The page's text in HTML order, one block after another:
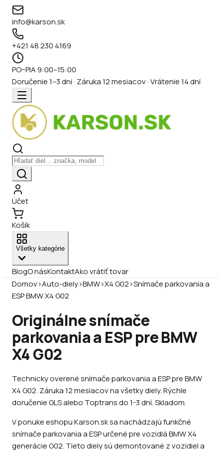
info@karson.sk
+421 48 230 4169
PO–PIA 9:00–15:00
Doručenie 1–3 dni · Záruka 12 mesiacov · Vrátenie 14 dní
Účet
Košík
Všetky kategórie
BlogO násKontaktAko vrátiť tovar
Domov›Auto-diely›BMW›X4 G02›Snímače parkovania a
ESP BMW X4 G02
Originálne snímače
parkovania a ESP pre BMW
X4 G02
Technicky overené snímače parkovania a ESP pre BMW
X4 G02. Záruka 12 mesiacov na všetky diely. Rýchle
doručenie GLS alebo Toptrans do 1-3 dní. Skladom.
V ponuke eshopu Karson.sk sa nachádzajú funkčné
snímače parkovania a ESP určené pre vozidlá BMW X4
generácie G02. Tieto diely sú demontované z vozidiel a